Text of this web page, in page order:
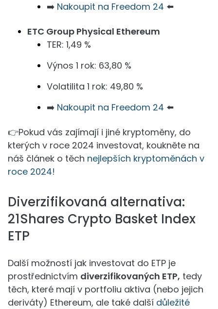
➡️ Nakoupit na Freedom 24 ⬅️
ETC Group Physical Ethereum
TER: 1,49 %
Výnos 1 rok: 63,80 %
Volatilita 1 rok: 49,80 %
➡️ Nakoupit na Freedom 24 ⬅️
👉Pokud vás zajímají i jiné kryptoměny, do
kterých v roce 2024 investovat, koukněte na
náš článek o těch nejlepších kryptoměnách v
roce 2024!
Diverzifikovaná alternativa:
21Shares Crypto Basket Index
ETP
Další možností jak investovat do ETP je
prostřednictvím diverzifikovaných ETP, tedy
těch, které mají v portfoliu aktiva (nebo jejich
deriváty) Ethereum, ale také další důležité